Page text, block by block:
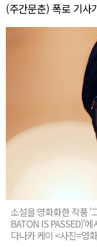
(주간문춘) 폭로 기사
소설을 영화화한 작품 '
BATON IS PASSED)'
다나카 케이 <사진=영